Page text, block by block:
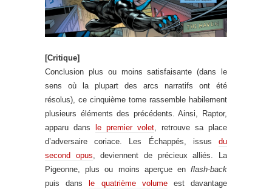
[Critique]
Conclusion plus ou moins satisfaisante (dans le
sens où la plupart des arcs narratifs ont été
résolus), ce cinquième tome rassemble habilement
plusieurs éléments des précédents. Ainsi, Raptor,
apparu dans le premier volet , retrouve sa place
d’adversaire coriace. Les Échappés, issus du
second opus , deviennent de précieux alliés. La
Pigeonne, plus ou moins aperçue enflash-back
puis dansle quatrième volumeest davantage